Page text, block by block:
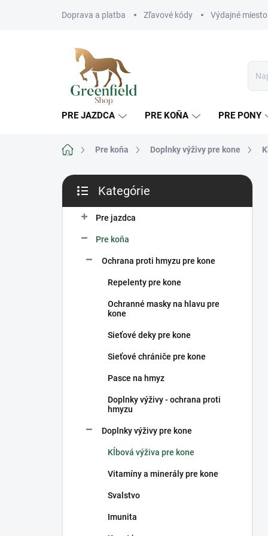
Doprava a platba Zľavové kódy Výdajné miesto
PRE JAZDCA PRE KOŇA PRE PONY
DomovPre koňa Doplnky výživy pre kone
B
č
kategórie
Kategórie
Pre jazdca
Pre koňa
Ochrana proti hmyzu pre kone
Repelenty pre kone
Ochranné masky na hlavu pre
kone
Sieťové deky pre kone
Sieťové chrániče pre kone
Pasce na hmyz
Doplnky výživy - ochrana proti
hmyzu
Doplnky výživy pre kone
Kĺbová výživa pre kone
Vitamíny a minerály pre kone
Svalstvo
Imunita